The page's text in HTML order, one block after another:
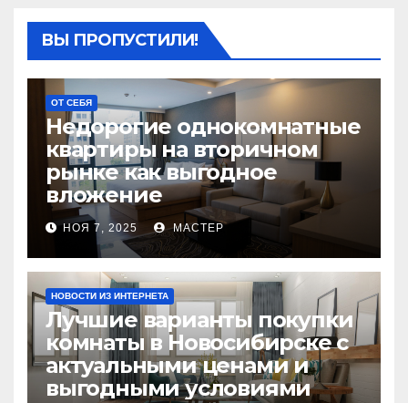
ВЫ ПРОПУСТИЛИ!
ОТ СЕБЯ
Недорогие однокомнатные
квартиры на вторичном
рынке как выгодное
вложение
НОЯ 7, 2025 МАСТЕР
НОВОСТИ ИЗ ИНТЕРНЕТА
Лучшие варианты покупки
комнаты в Новосибирске с
актуальными ценами и
выгодными условиями